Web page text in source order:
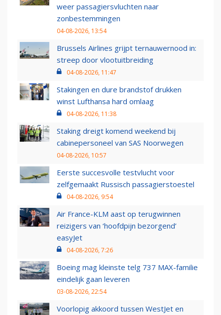
weer passagiersvluchten naar
zonbestemmingen
04-08-2026, 13:54
Brussels Airlines grijpt ternauwernood in:
streep door vlootuitbreiding
04-08-2026, 11:47
Stakingen en dure brandstof drukken
winst Lufthansa hard omlaag
04-08-2026, 11:38
Staking dreigt komend weekend bij
cabinepersoneel van SAS Noorwegen
04-08-2026, 10:57
Eerste succesvolle testvlucht voor
zelfgemaakt Russisch passagierstoestel
04-08-2026, 9:54
Air France-KLM aast op terugwinnen
reizigers van ‘hoofdpijn bezorgend’
easyJet
04-08-2026, 7:26
Boeing mag kleinste telg 737 MAX-familie
eindelijk gaan leveren
03-08-2026, 22:54
Voorlopig akkoord tussen WestJet en